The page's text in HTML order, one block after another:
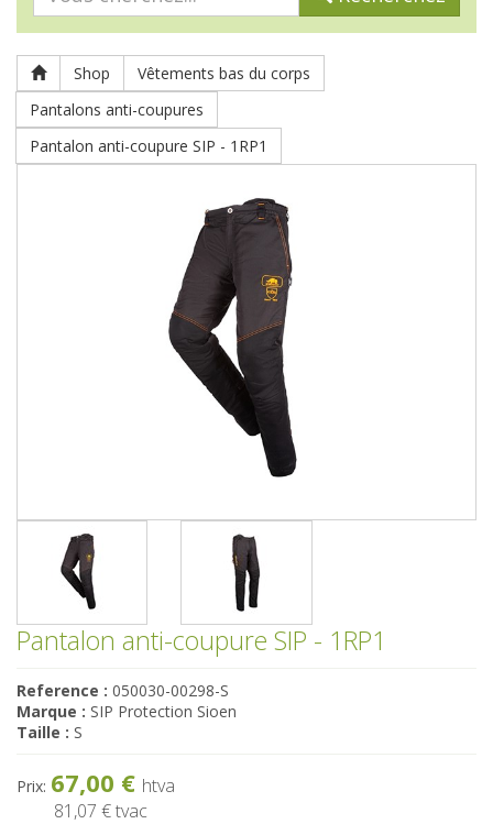
Shop
Vêtements bas du corps
Pantalons anti-coupures
Pantalon anti-coupure SIP - 1RP1
Pantalon anti-coupure SIP - 1RP1
Reference : 050030-00298-S
Marque : SIP Protection Sioen
Taille : S
Prix: 67,00 € htva
81,07 €tvac